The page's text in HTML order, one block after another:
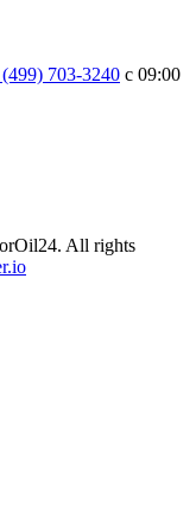
703-3240 с 09:00
All rights